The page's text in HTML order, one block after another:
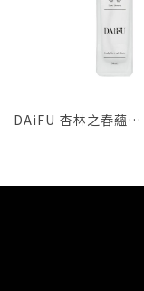
DAiFU 杏林之春蘊育賦活晶萃